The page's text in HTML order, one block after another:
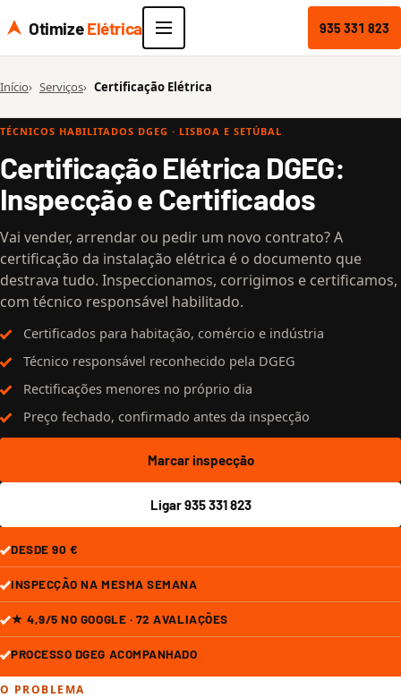
OtimizeElétrica 935 331 823
Início Serviços Certificação Elétrica
TÉCNICOS HABILITADOS DGEG · LISBOA E SETÚBAL
Certificação Elétrica DGEG:
Inspecção e Certificados
Vai vender, arrendar ou pedir um novo contrato? A
certificação da instalação elétrica é o documento que
destrava tudo. Inspeccionamos, corrigimos e certificamos,
com técnico responsável habilitado.
Certificados para habitação, comércio e indústria
Técnico responsável reconhecido pela DGEG
Rectificações menores no próprio dia
Preço fechado, confirmado antes da inspecção
Marcar inspecção
Ligar 935 331 823
DESDE 90 €
INSPECÇÃO NA MESMA SEMANA
★ 4,9/5 NO GOOGLE · 72 AVALIAÇÕES
PROCESSO DGEG ACOMPANHADO
O PROBLEMA